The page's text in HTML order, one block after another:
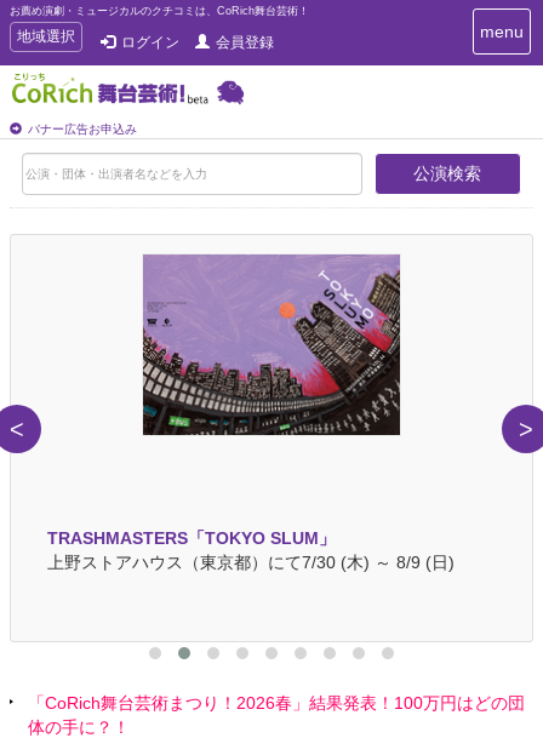
お薦め演劇・ミュージカルのクチコミは、CoRich舞台芸術！
T
o
g
g
e
n
地域選択 ログイン 会員登録
バナー広告お申込み
T
o
e
n
a
menu
公演検索
TRASHMASTERS「TOKYO SLUM」
上野ストアハウス（東京都）にて7/30 (木) ～ 8/9 (日)
< >
「CoRich舞台芸術まつり！2026春」結果発表！100万円はどの団
体の手に？！